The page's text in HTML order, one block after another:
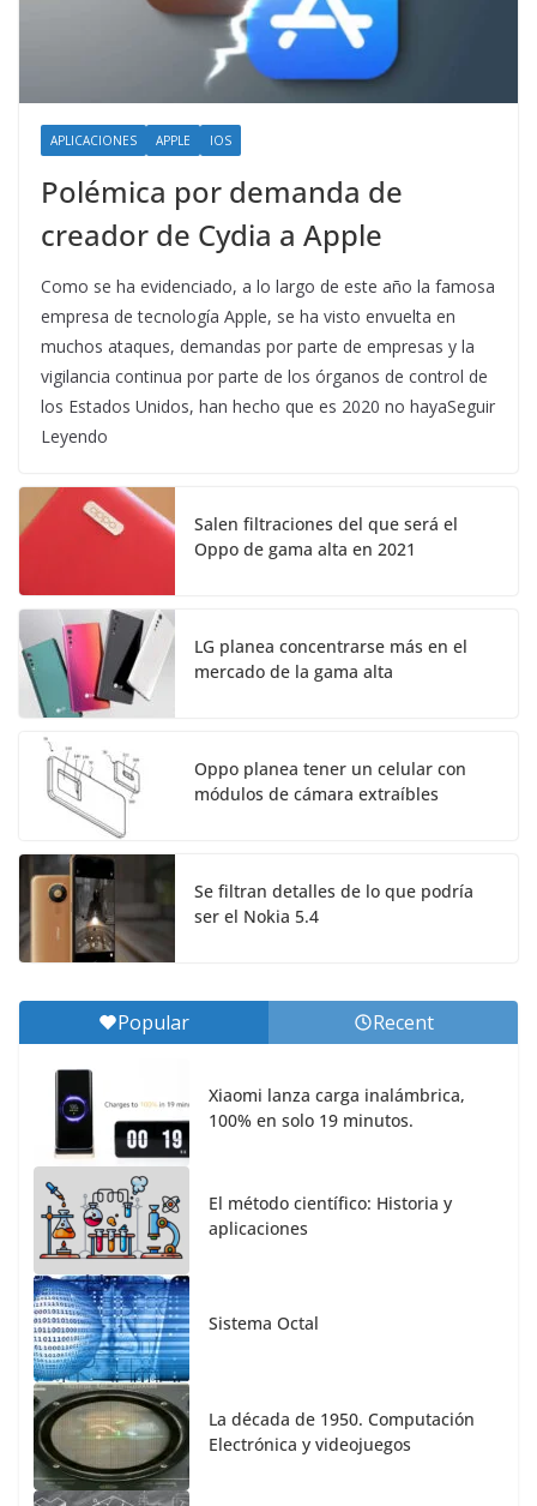
APLICACIONES APPLE IOS
Polémica por demanda de
creador de Cydia a Apple
Como se ha evidenciado, a lo largo de este año la famosa
empresa de tecnología Apple, se ha visto envuelta en
muchos ataques, demandas por parte de empresas y la
vigilancia continua por parte de los órganos de control de
los Estados Unidos, han hecho que es 2020 no hayaSeguir
Leyendo
Salen filtraciones del que será el
Oppo de gama alta en 2021
LG planea concentrarse más en el
mercado de la gama alta
Oppo planea tener un celular con
módulos de cámara extraíbles
Se filtran detalles de lo que podría
ser el Nokia 5.4
Popular Recent
Xiaomi lanza carga inalámbrica,
100% en solo 19 minutos.
El método científico: Historia y
aplicaciones
Sistema Octal
La década de 1950. Computación
Electrónica y videojuegos